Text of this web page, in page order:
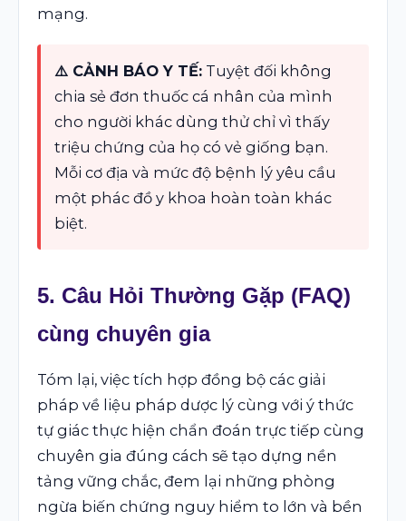
mạng.
⚠️ CẢNH BÁO Y TẾ: Tuyệt đối không
chia sẻ đơn thuốc cá nhân của mình
cho người khác dùng thử chỉ vì thấy
triệu chứng của họ có vẻ giống bạn.
Mỗi cơ địa và mức độ bệnh lý yêu cầu
một phác đồ y khoa hoàn toàn khác
biệt.
5. Câu Hỏi Thường Gặp (FAQ)
cùng chuyên gia
Tóm lại, việc tích hợp đồng bộ các giải
pháp về liệu pháp dược lý cùng với ý thức
tự giác thực hiện chẩn đoán trực tiếp cùng
chuyên gia đúng cách sẽ tạo dựng nền
tảng vững chắc, đem lại những phòng
ngừa biến chứng nguy hiểm to lớn và bền